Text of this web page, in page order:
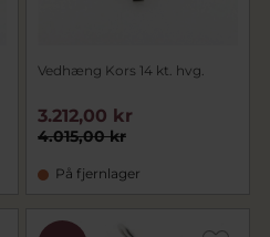
Vedhæng Kors 14 kt. hvg.
4.015,00 kr
3.212,00 kr
På fjernlager